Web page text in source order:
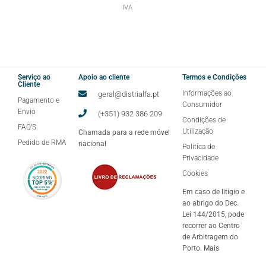
IVA
Serviço ao
Cliente
Pagamento e
Envio
FAQ'S
Pedido de RMA
Apoio ao cliente
geral@distrialfa.pt
(+351) 932 386 209
Chamada para a rede móvel
nacional
Termos e Condições
Informações ao
Consumidor
Condições de
Utilização
Politíca de
Privacidade
Cookies
Em caso de litigio e
ao abrigo do Dec.
Lei 144/2015, pode
recorrer ao Centro
de Arbitragem do
Porto. Mais